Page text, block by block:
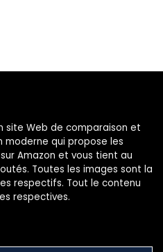
site Web de comparaison et
qui propose les
Amazon et vous tient au
Toutes les images sont la
respectifs. Tout le contenu
respectives.